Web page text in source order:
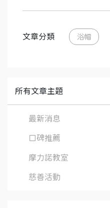
文章分類 浴帽
所有文章主題
最新消息
口碑推薦
摩力諾教室
慈善活動